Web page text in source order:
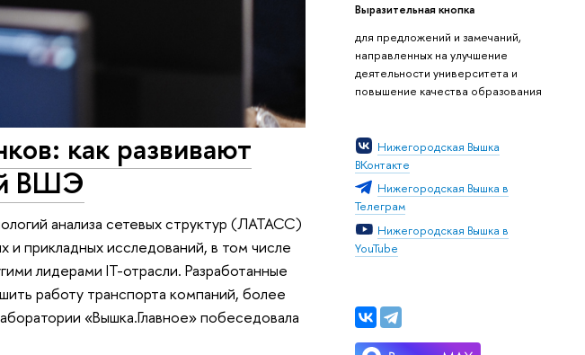
Выразительная кнопка
для предложений и замечаний,
направленных на улучшение
деятельности университета и
повышение качества образования
Нижегородская Вышка
ВКонтакте
Нижегородская Вышка в
Телеграм
Нижегородская Вышка в
YouTube
как развивают
ВШЭ
анализа сетевых структур (ЛАТАСС)
прикладных исследований, в том числе
лидерами IT-отрасли. Разработанные
работу транспорта компаний, более
«Вышка.Главное» побеседовала